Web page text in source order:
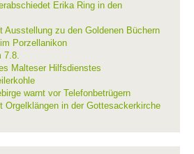
Erika Ring in den
Ausstellung zu den Goldenen Büchern
Porzellanikon
7.8.
Malteser Hilfsdienstes
warnt vor Telefonbetrügern
Orgelklängen in der Gottesackerkirche